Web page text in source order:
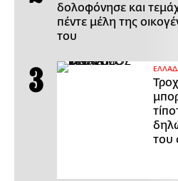
δολοφόνησε και
πέντε μέλη της
του
του